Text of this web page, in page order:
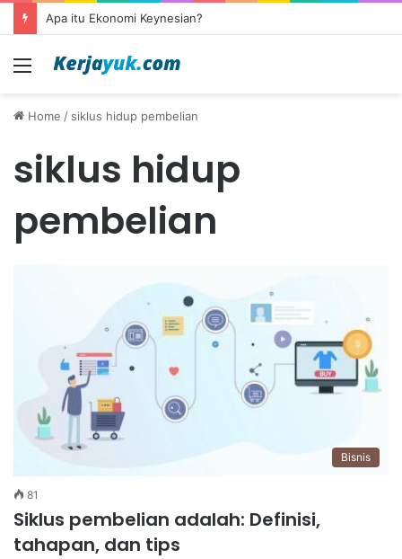
Apa itu Ekonomi Keynesian?
Menu
Home / siklus hidup pembelian
siklus hidup
pembelian
Bisnis
81
Siklus pembelian adalah: Definisi,
tahapan, dan tips